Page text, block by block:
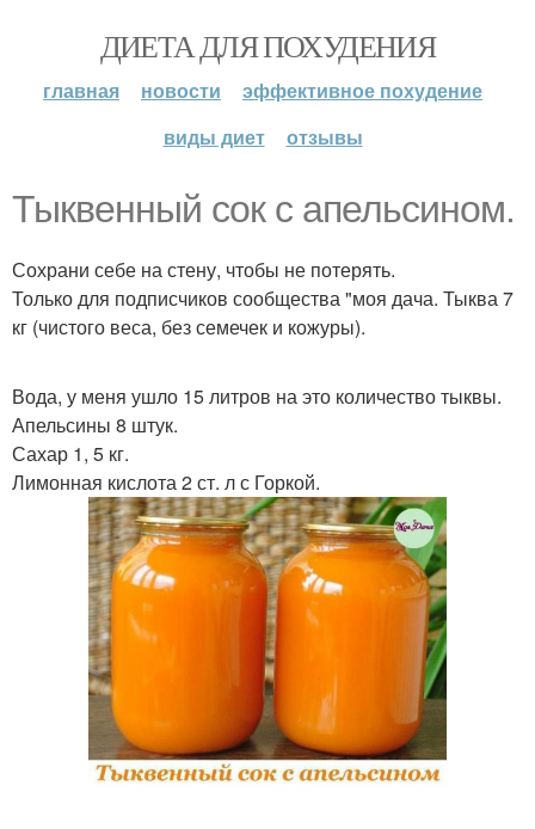
ДИЕТА ДЛЯ ПОХУДЕНИЯ
главная новости
эффективное похудение
виды диет
отзывы
Тыквенный сок с апельсином.
Сохрани себе на стену, чтобы не потерять.
Только для подписчиков сообщества "моя дача. Тыква 7
кг (чистого веса, без семечек и кожуры).
Вода, у меня ушло 15 литров на это количество тыквы.
Апельсины 8 штук.
Сахар 1, 5 кг.
Лимонная кислота 2 ст. л с Горкой.